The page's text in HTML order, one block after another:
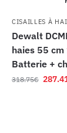
CISAILLES À
Dewalt
haies 55 cm
Batterie +
318.75€